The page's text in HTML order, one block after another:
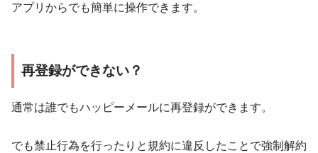
アプリからでも簡単に操作できます。
再登録ができない？
通常は誰でもハッピーメールに再登録ができます。
でも禁止行為を行ったりと規約に違反したことで強制解約